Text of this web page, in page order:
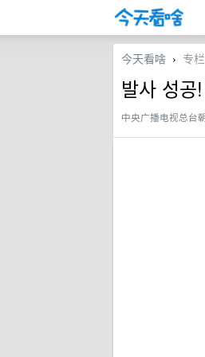
今天看啥 › 专栏
발사 성
中央广播电视总台